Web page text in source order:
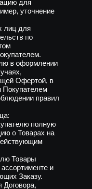
для
уточнение
лиц для
по
в оформлении
Офертой, в
Покупателем
правил
полную
о Товарах на
Товары
и
Заказу.
Договора,